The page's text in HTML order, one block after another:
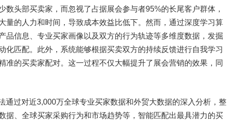
数头部买卖家，而忽视了占据展会参与者95%的长尾客户群体，
量的人力和时间，导致成本效益比低下。然而，通过深度学习算
品信息、专业买家画像以及双方的行为轨迹等多维度数据，发掘
化匹配。此外，系统能够根据买卖双方的持续反馈进行自我学习
准的买卖家配对。这一过程不仅大幅提升了展会营销的效果，同
通过对近3,000万全球专业买家数据和外贸大数据的深入分析，整
据、全球买家采购行为和市场趋势等，智能匹配出最具潜力的买